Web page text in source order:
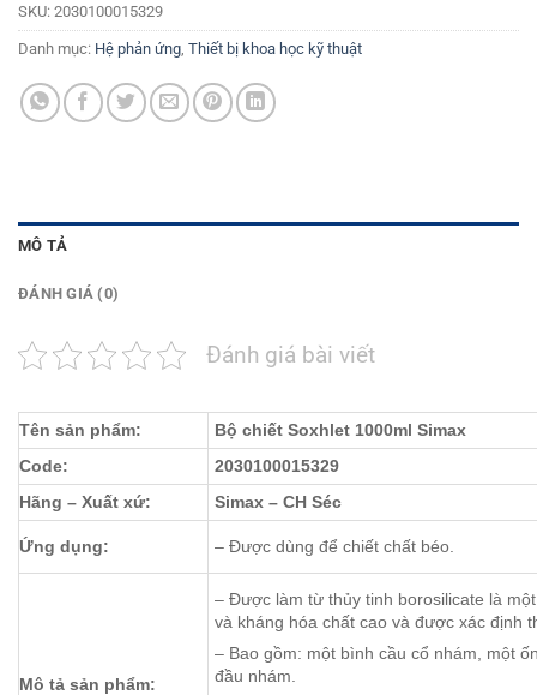
SKU: 2030100015329
Danh mục: Hệ phản ứng Thiết bị khoa học kỹ thuật
MÔ TẢ
ĐÁNH GIÁ (0)
Đánh giá bài viết
Tên sản phẩm:
Bộ chiết Soxhlet 1000ml Simax
Code:
2030100015329
Hãng – Xuất xứ:
Simax – CH Séc
Ứng dụng: – Được dùng để chiết chất béo.
Mô tả sản phẩm:
– Được làm từ thủy tinh borosilicate là
và kháng hóa chất cao và được xác định
– Bao gồm: một bình cầu cổ nhám, một
đầu nhám.